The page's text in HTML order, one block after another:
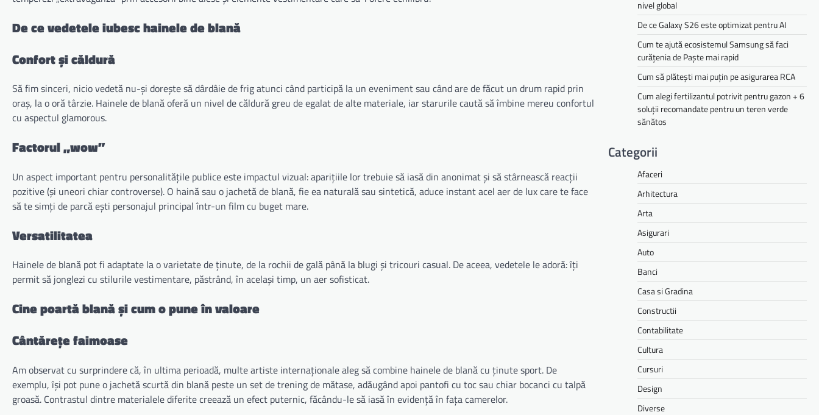
De ce vedetele iubesc hainele de blană
Confort și căldură
Să fim sinceri, nicio vedetă nu-și dorește să dârdâie de frig atunci când participă la un eveniment sau când are de făcut un drum rapid prin
oraș, la o oră târzie. Hainele de blană oferă un nivel de căldură greu de egalat de alte materiale, iar starurile caută să îmbine mereu confortul
cu aspectul glamorous.
Factorul „wow”
Un aspect important pentru personalitățile publice este impactul vizual: aparițiile lor trebuie să iasă din anonimat și să stârnească reacții
pozitive (și uneori chiar controverse). O haină sau o jachetă de blană, fie ea naturală sau sintetică, aduce instant acel aer de lux care te face
să te simți de parcă ești personajul principal într-un film cu buget mare.
Versatilitatea
Hainele de blană pot fi adaptate la o varietate de ținute, de la rochii de gală până la blugi și tricouri casual. De aceea, vedetele le adoră: îți
permit să jonglezi cu stilurile vestimentare, păstrând, în același timp, un aer sofisticat.
Cine poartă blană și cum o pune în valoare
Cântărețe faimoase
Am observat cu surprindere că, în ultima perioadă, multe artiste internaționale aleg să combine hainele de blană cu ținute sport. De
exemplu, își pot pune o jachetă scurtă din blană peste un set de trening de mătase, adăugând apoi pantofi cu toc sau chiar bocanci cu talpă
groasă. Contrastul dintre materialele diferite creează un efect puternic, făcându-le să iasă în evidență în fața camerelor.
nivel global
De ce Galaxy S26 este optimizat pentru AI
Cum te ajută ecosistemul Samsung să faci
curățenia de Paște mai rapid
Cum să plătești mai puțin pe asigurarea RCA
Cum alegi fertilizantul potrivit pentru gazon + 6
soluții recomandate pentru un teren verde
sănătos
Categorii
Afaceri
Arhitectura
Arta
Asigurari
Auto
Banci
Casa si Gradina
Constructii
Contabilitate
Cultura
Cursuri
Design
Diverse